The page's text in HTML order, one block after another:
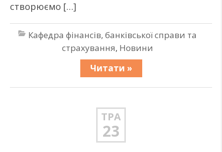
створюємо […]
Кафедра фінансів, банківської справи та
страхування, Новини
Читати »
ТРА
23